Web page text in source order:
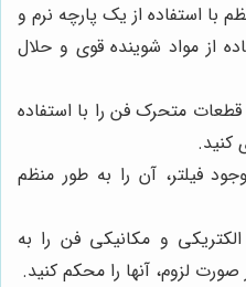
با استفاده از یک پارچه نرم و
از مواد شوینده قوی و حلال
قطعات متحرک فن را با استفاده
کنید.
فیلتر، آن را به طور منظم
الکتریکی و مکانیکی فن را به
لزوم، آنها را محکم کنید.